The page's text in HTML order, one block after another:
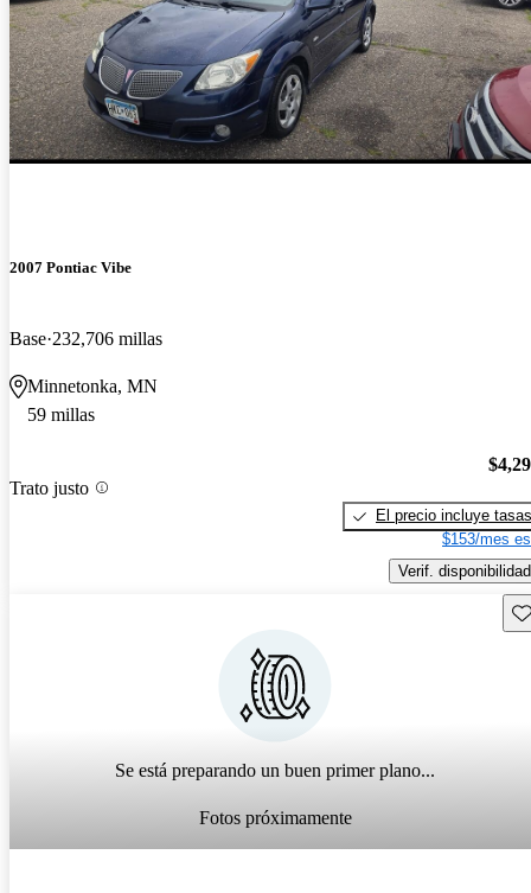
2007 Pontiac Vibe
Base 232,706 millas
Minnetonka, MN
59 millas
Trato justo
El precio incluye tasas
$153/mes
Verif. disponibilidad
Se está preparando un buen primer plano...
Fotos próximamente